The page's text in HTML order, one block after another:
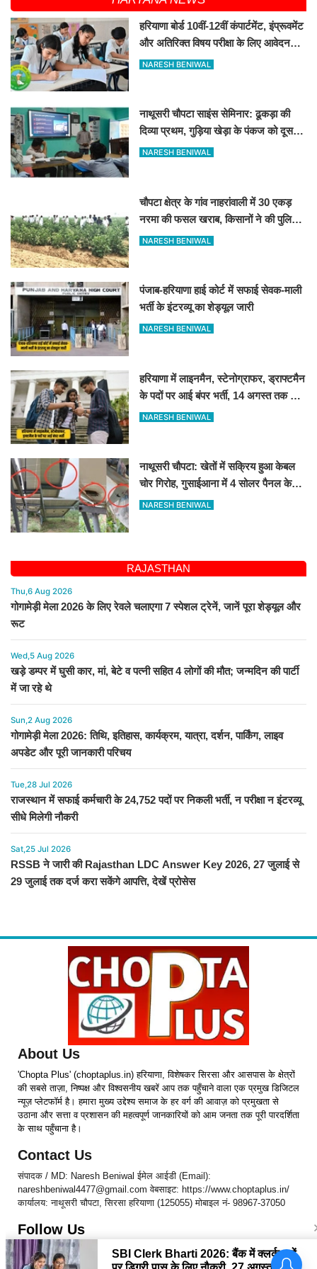
हरियाणा बोर्ड 10वीं-12वीं कंपार्टमेंट, इंप्रूवमेंट
और अतिरिक्त विषय परीक्षा के लिए आवेदन
शुरू
NARESH BENIWAL
नाथूसरी चौपटा साइंस सेमिनार: ढूकड़ा की
दिव्या प्रथम, गुड़िया खेड़ा के पंकज को दूसरा
स्थान
NARESH BENIWAL
चौपटा क्षेत्र के गांव नाहरांवाली में 30 एकड़
नरमा की फसल खराब, किसानों ने की पुलिस
व कृषि विभाग से जांच की मांग
NARESH BENIWAL
पंजाब-हरियाणा हाई कोर्ट में सफाई सेवक-माली
भर्ती के इंटरव्यू का शेड्यूल जारी
NARESH BENIWAL
हरियाणा में लाइनमैन, स्टेनोग्राफर, ड्राफ्टमैन
के पदों पर आई बंपर भर्ती, 14 अगस्त तक करें
आवेदन
NARESH BENIWAL
नाथूसरी चौपटा: खेतों में सक्रिय हुआ केबल
चोर गिरोह, गुसाईआना में 4 सोलर पैनल केबल
की चोरी
NARESH BENIWAL
RAJASTHAN
Thu,6 Aug 2026
गोगामेड़ी मेला 2026 के लिए रेवले चलाएगा 7 स्पेशल ट्रेनें, जानें पूरा शेड्यूल और
रूट
Wed,5 Aug 2026
खड़े डम्पर में घुसी कार, मां, बेटे व पत्नी सहित 4 लोगों की मौत; जन्मदिन की पार्टी
में जा रहे थे
Sun,2 Aug 2026
गोगामेड़ी मेला 2026: तिथि, इतिहास, कार्यक्रम, यात्रा, दर्शन, पार्किंग, लाइव
अपडेट और पूरी जानकारी परिचय
Tue,28 Jul 2026
राजस्थान में सफाई कर्मचारी के 24,752 पदों पर निकली भर्ती, न परीक्षा न इंटरव्यू
सीधे मिलेगी नौकरी
Sat,25 Jul 2026
RSSB ने जारी की Rajasthan LDC Answer Key 2026, 27 जुलाई से
29 जुलाई तक दर्ज करा सकेंगे आपत्ति, देखें प्रोसेस
About Us
'Chopta Plus' (choptaplus.in) हरियाणा, विशेषकर सिरसा और आसपास के क्षेत्रों
की सबसे ताज़ा, निष्पक्ष और विश्वसनीय खबरें आप तक पहुँचाने वाला एक प्रमुख डिजिटल
न्यूज़ प्लेटफॉर्म है। हमारा मुख्य उद्देश्य समाज के हर वर्ग की आवाज़ को प्रमुखता से
उठाना और सत्ता व प्रशासन की महत्वपूर्ण जानकारियों को आम जनता तक पूरी पारदर्शिता
के साथ पहुँचाना है।
Contact Us
संपादक / MD: Naresh Beniwal ईमेल आईडी (Email):
nareshbeniwal4477@gmail.com वेबसाइट: https://www.choptaplus.in/
कार्यालय: नाथूसरी चौपटा, सिरसा हरियाणा (125055) मोबाइल नं- 98967-37050
Follow Us